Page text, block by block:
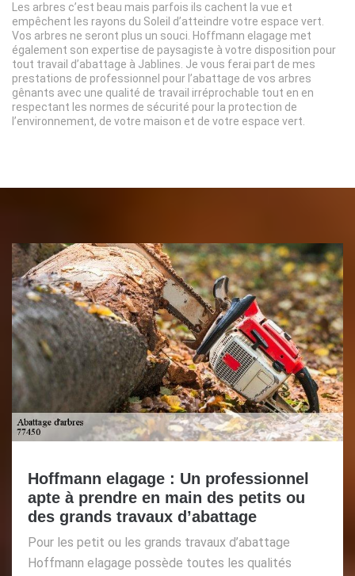
Les arbres c’est beau mais parfois ils cachent la vue et
empêchent les rayons du Soleil d’atteindre votre espace vert.
Vos arbres ne seront plus un souci. Hoffmann elagage met
également son expertise de paysagiste à votre disposition pour
tout travail d’abattage à Jablines. Je vous ferai part de mes
prestations de professionnel pour l’abattage de vos arbres
gênants avec une qualité de travail irréprochable tout en en
respectant les normes de sécurité pour la protection de
l’environnement, de votre maison et de votre espace vert.
Hoffmann elagage : Un professionnel
apte à prendre en main des petits ou
des grands travaux d’abattage
Pour les petit ou les grands travaux d’abattage
Hoffmann elagage possède toutes les qualités